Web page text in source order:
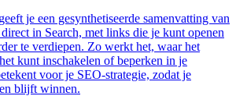
je een gesynthetiseerde samenvatting van
in Search, met links die je kunt openen
te verdiepen. Zo werkt het, waar het
kunt inschakelen of beperken in je
voor je SEO-strategie, zodat je
blijft winnen.